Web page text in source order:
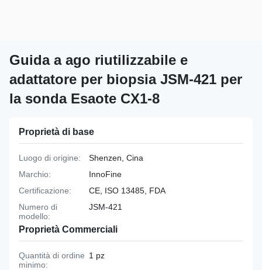
Guida a ago riutilizzabile e
adattatore per biopsia JSM-421 per
la sonda Esaote CX1-8
Proprietà di base
Luogo di origine:
Shenzen, Cina
Marchio:
InnoFine
Certificazione:
CE, ISO 13485, FDA
Numero di
modello:
JSM-421
Proprietà Commerciali
Quantità di ordine
minimo:
1 pz